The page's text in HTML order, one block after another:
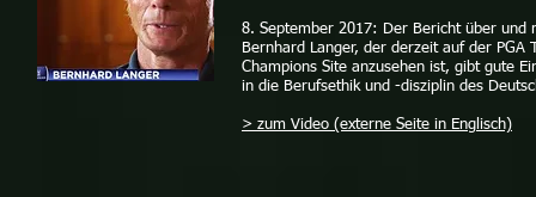
8. September 2017: Der Bericht über und
Bernhard Langer, der derzeit auf der PGA
Champions Site anzusehen ist, gibt gute
in die Berufsethik und -disziplin des
> zum Video (externe Seite in Englisch)